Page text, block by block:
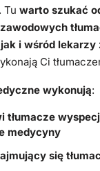
Tu warto szukać
i wśród lekarzy
Ci
wykonują:
tłumacze
medycyny
się